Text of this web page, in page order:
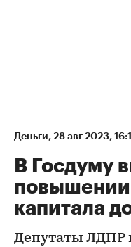
Деньги⁠, 28 авг 2023,
В Госдуму
повышении
капитала
Депутаты ЛДПР